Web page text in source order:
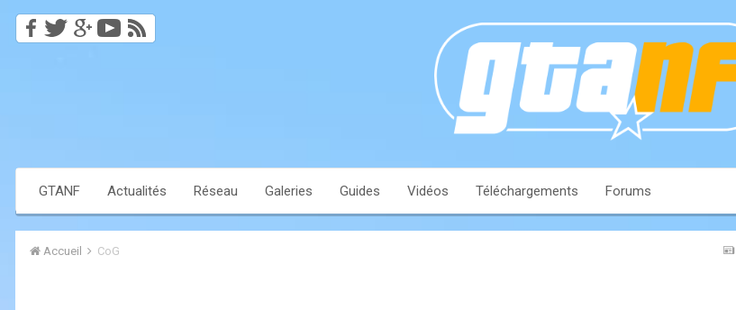
GTANF Actualités Réseau Galeries Guides Vidéos Téléchargements Forums
Accueil CoG